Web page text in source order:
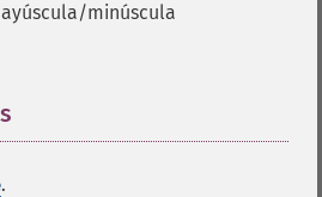
minúscula
.